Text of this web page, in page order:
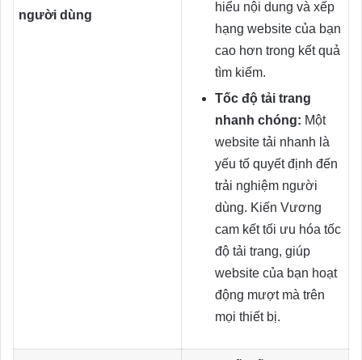
người dùng
hiểu nội dung và xếp
hạng website của bạn
cao hơn trong kết quả
tìm kiếm.
Tốc độ tải trang
nhanh chóng: Một
website tải nhanh là
yếu tố quyết định đến
trải nghiệm người
dùng. Kiến Vương
cam kết tối ưu hóa tốc
độ tải trang, giúp
website của bạn hoạt
động mượt mà trên
mọi thiết bị.